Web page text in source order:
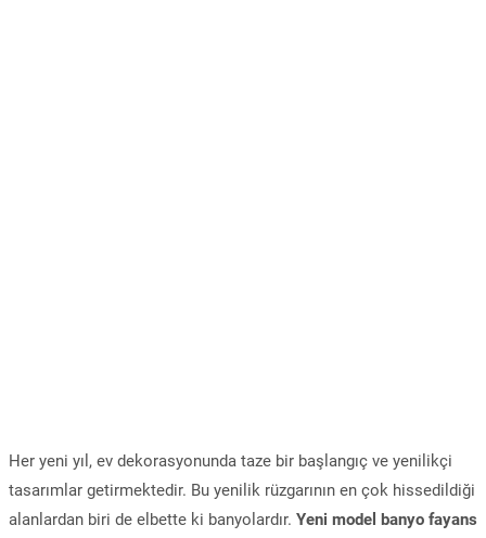
Her yeni yıl, ev dekorasyonunda taze bir başlangıç ve yenilikçi
tasarımlar getirmektedir. Bu yenilik rüzgarının en çok hissedildiği
alanlardan biri de elbette ki banyolardır. Yeni model banyo fayans